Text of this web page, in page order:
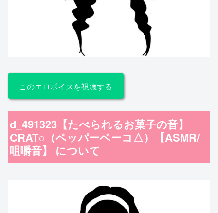
このエロボイスを視聴する
d_491323【たべられるお菓子の音】
CRAT○（ペッパーベーコ△）【ASMR/
咀嚼音】 について